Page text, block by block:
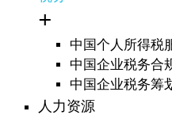
中国个人所得税
中国企业税务合
中国企业税务筹
人力资源